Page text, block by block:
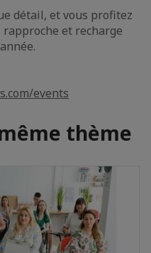
détail, et vous profitez
et recharge
events
thème